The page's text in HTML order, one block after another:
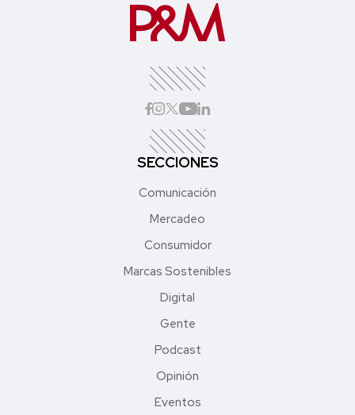
SECCIONES
Comunicación
Mercadeo
Consumidor
Marcas Sostenibles
Digital
Gente
Podcast
Opinión
Eventos